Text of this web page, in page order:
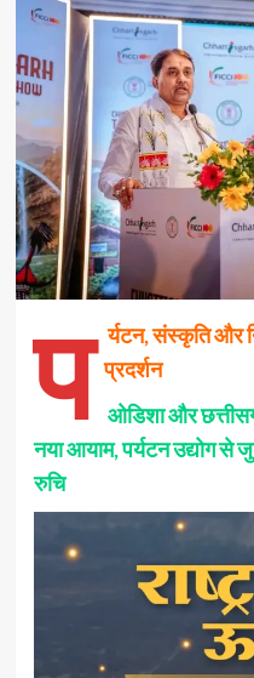
प
र्यटन, संस्कृति और
प्रदर्शन
ओडिशा और
नया आयाम, पर्यटन उद्योग से
रुचि